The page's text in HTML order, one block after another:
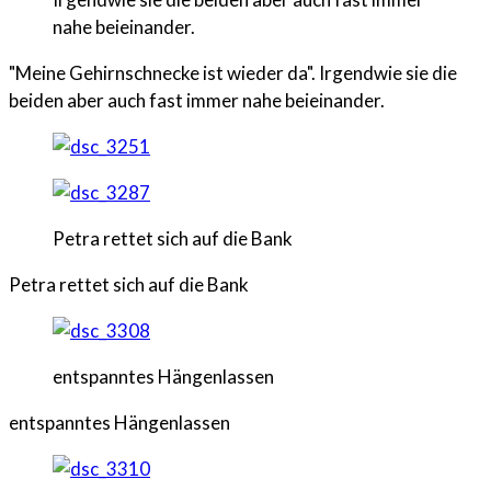
nahe beieinander.
"Meine Gehirnschnecke ist wieder da". Irgendwie sie die
beiden aber auch fast immer nahe beieinander.
Petra rettet sich auf die Bank
Petra rettet sich auf die Bank
entspanntes Hängenlassen
entspanntes Hängenlassen